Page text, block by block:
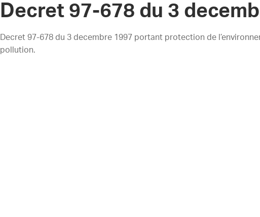
Decret 97-678 du 3
Decret 97-678 du 3 decembre 1997 portant protection de
pollution.